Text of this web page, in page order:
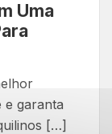
Uma
e garanta
[…]